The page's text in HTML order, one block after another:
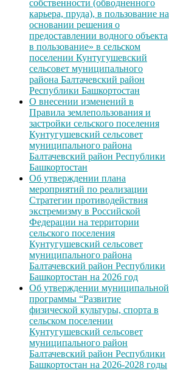
собственности (обводненного
карьера, пруда), в пользование на
основании решения о
предоставлении водного объекта
в пользование» в сельском
поселении Кунтугушевский
сельсовет муниципального
района Балтачевский район
Республики Башкортостан
О внесении изменений в
Правила землепользования и
застройки сельского поселения
Кунтугушевский сельсовет
муниципального района
Балтачевский район Республики
Башкортостан
Об утверждении плана
мероприятий по реализации
Стратегии противодействия
экстремизму в Российской
Федерации на территории
сельского поселения
Кунтугушевский сельсовет
муниципального района
Балтачевский район Республики
Башкортостан на 2026 год
Об утверждении муниципальной
программы “Развитие
физической культуры, спорта в
сельском поселении
Кунтугушевский сельсовет
муниципального район
Балтачевский район Республики
Башкортостан на 2026-2028 годы